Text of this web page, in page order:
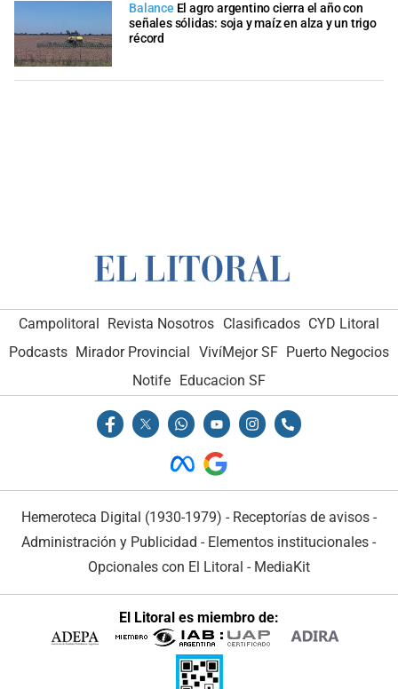
Balance El agro argentino cierra el año con
señales sólidas: soja y maíz en alza y un trigo
récord
Campolitoral Revista Nosotros Clasificados CYD Litoral
Podcasts Mirador Provincial VivíMejor SF Puerto Negocios
Notife
Educacion SF
Hemeroteca Digital (1930-1979) - Receptorías de avisos -
Administración y Publicidad - Elementos institucionales -
Opcionales con El Litoral - MediaKit
El Litoral es miembro de: